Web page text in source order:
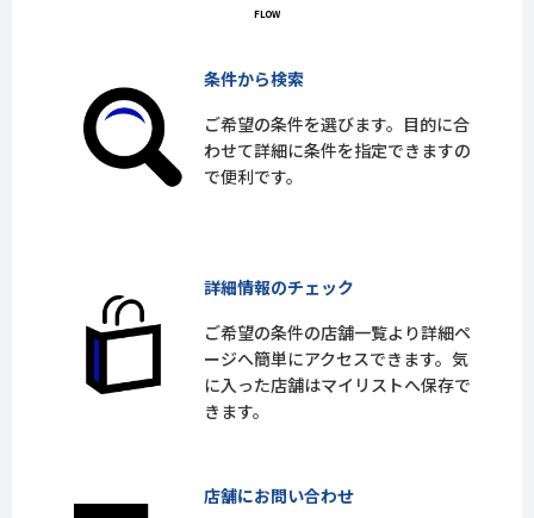
条件から検索
ご希望の条件を選びます。目的に合
わせて詳細に条件を指定できますの
で便利です。
詳細情報のチェック
ご希望の条件の店舗一覧より詳細ペ
ージへ簡単にアクセスできます。気
に入った店舗はマイリストへ保存で
きます。
店舗にお問い合わせ